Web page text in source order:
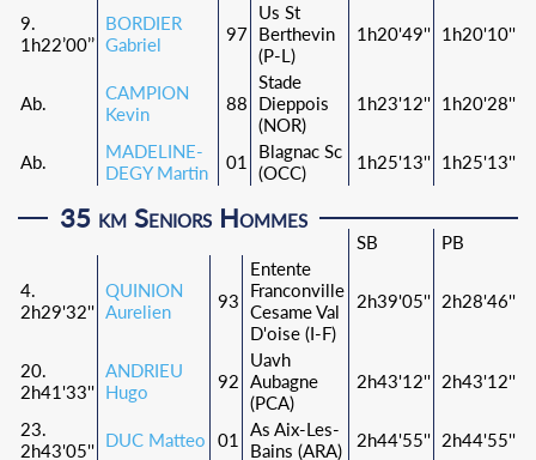
9.
1h22’00’’
BORDIER
Gabriel
97
Us St
Berthevin
(P-L)
1h20'49'' 1h20'10''
Ab.
CAMPION
Kevin
88
Stade
Dieppois
(NOR)
1h23'12'' 1h20'28''
Ab.
MADELINE-
DEGY Martin
01
Blagnac Sc
(OCC)
1h25'13'' 1h25'13''
35 km Seniors Hommes
SB PB
4.
2h29'32''
QUINION
Aurelien
93
Entente
Franconville
Cesame Val
D'oise (I-F)
2h39'05'' 2h28'46''
20.
2h41'33''
ANDRIEU
Hugo
92
Uavh
Aubagne
(PCA)
2h43'12'' 2h43'12''
23.
2h43'05'' DUC Matteo 01
As Aix-Les-
Bains (ARA)
2h44'55'' 2h44'55''